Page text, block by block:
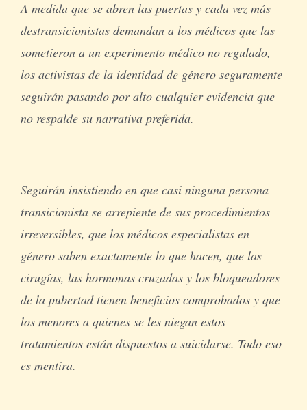
A medida que se abren las puertas y cada vez más
destransicionistas demandan a los médicos que las
sometieron a un experimento médico no regulado,
los activistas de la identidad de género seguramente
seguirán pasando por alto cualquier evidencia que
no respalde su narrativa preferida.
Seguirán insistiendo en que casi ninguna persona
transicionista se arrepiente de sus procedimientos
irreversibles, que los médicos especialistas en
género saben exactamente lo que hacen, que las
cirugías, las hormonas cruzadas y los bloqueadores
de la pubertad tienen beneficios comprobados y que
los menores a quienes se les niegan estos
tratamientos están dispuestos a suicidarse. Todo eso
es mentira.